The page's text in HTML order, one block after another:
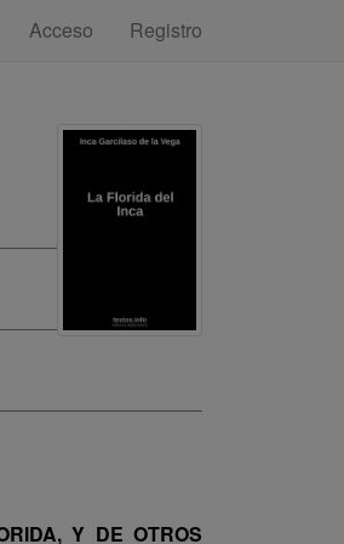
Acceso
Registro
Y DE OTROS